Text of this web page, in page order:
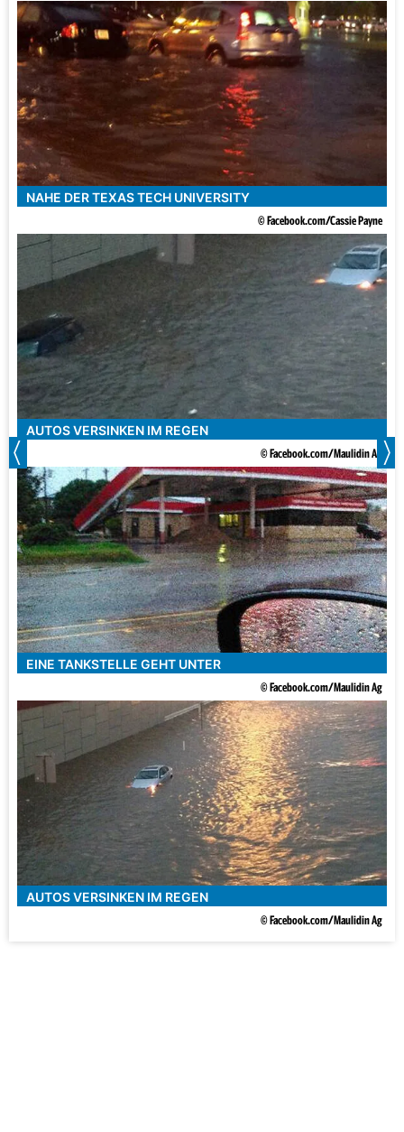
NAHE DER TEXAS TECH UNIVERSITY
© Facebook.com/Cassie Payne
AUTOS VERSINKEN IM REGEN
© Facebook.com/Maulidin Ag
EINE TANKSTELLE GEHT UNTER
© Facebook.com/Maulidin Ag
AUTOS VERSINKEN IM REGEN
© Facebook.com/Maulidin Ag